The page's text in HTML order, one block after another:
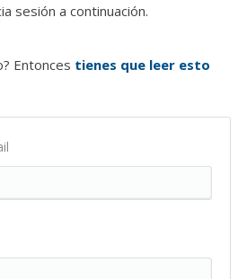
sesión a continuación.
Entonces tienes que leer esto